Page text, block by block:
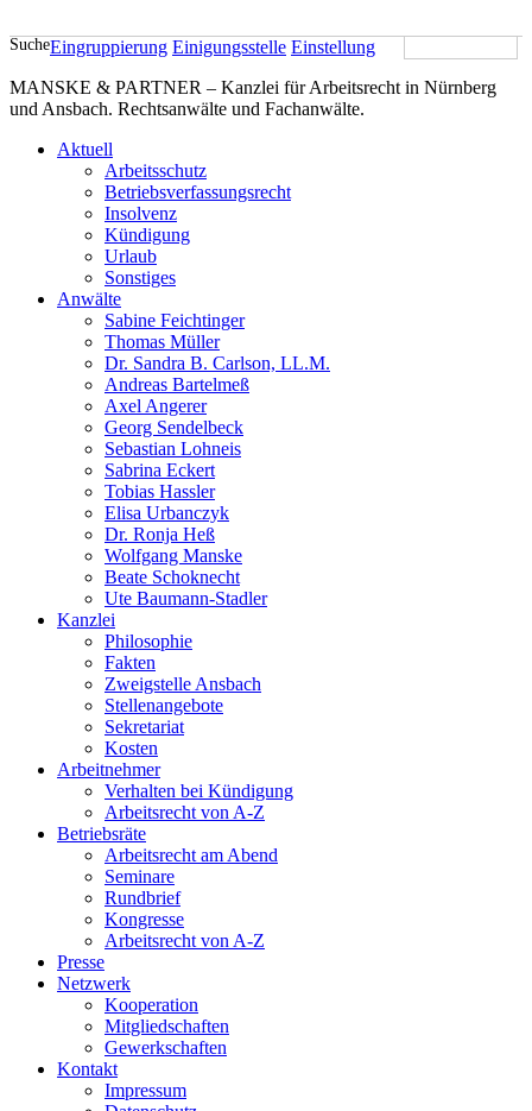
SucheEingruppierung Einigungsstelle Einstellung
MANSKE & PARTNER – Kanzlei für Arbeitsrecht in Nürnberg
und Ansbach. Rechtsanwälte und Fachanwälte.
Aktuell
Arbeitsschutz
Betriebsverfassungsrecht
Insolvenz
Kündigung
Urlaub
Sonstiges
Anwälte
Sabine Feichtinger
Thomas Müller
Dr. Sandra B. Carlson, LL.M.
Andreas Bartelmeß
Axel Angerer
Georg Sendelbeck
Sebastian Lohneis
Sabrina Eckert
Tobias Hassler
Elisa Urbanczyk
Dr. Ronja Heß
Wolfgang Manske
Beate Schoknecht
Ute Baumann-Stadler
Kanzlei
Philosophie
Fakten
Zweigstelle Ansbach
Stellenangebote
Sekretariat
Kosten
Arbeitnehmer
Verhalten bei Kündigung
Arbeitsrecht von A-Z
Betriebsräte
Arbeitsrecht am Abend
Seminare
Rundbrief
Kongresse
Arbeitsrecht von A-Z
Presse
Netzwerk
Kooperation
Mitgliedschaften
Gewerkschaften
Kontakt
Impressum